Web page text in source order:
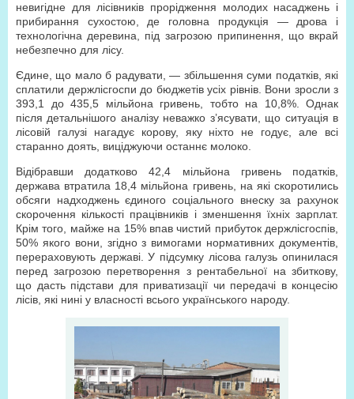
невигідне для лісівників прорідження молодих насаджень і
прибирання сухостою, де головна продукція — дрова і
технологічна деревина, під загрозою припинення, що вкрай
небезпечно для лісу.
Єдине, що мало б радувати, — збільшення суми податків, які
сплатили держлісгоспи до бюджетів усіх рівнів. Вони зросли з
393,1 до 435,5 мільйона гривень, тобто на 10,8%. Однак
після детальнішого аналізу неважко з’ясувати, що ситуація в
лісовій галузі нагадує корову, яку ніхто не годує, але всі
старанно доять, виціджуючи останнє молоко.
Відібравши додатково 42,4 мільйона гривень податків,
держава втратила 18,4 мільйона гривень, на які скоротились
обсяги надходжень єдиного соціального внеску за рахунок
скорочення кількості працівників і зменшення їхніх зарплат.
Крім того, майже на 15% впав чистий прибуток держлісгоспів,
50% якого вони, згідно з вимогами нормативних документів,
перераховують державі. У підсумку лісова галузь опинилася
перед загрозою перетворення з рентабельної на збиткову,
що дасть підстави для приватизації чи передачі в концесію
лісів, які нині у власності всього українського народу.